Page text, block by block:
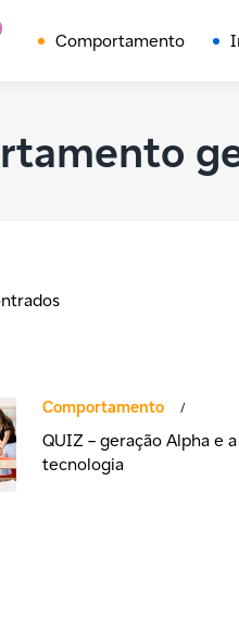
Comportamento
Comportamento /
QUIZ – geração Alpha e a
tecnologia